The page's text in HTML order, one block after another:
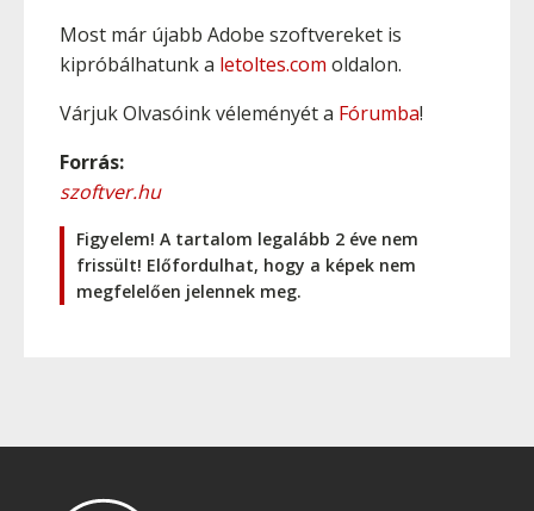
Most már újabb Adobe szoftvereket is
kipróbálhatunk a letoltes.com oldalon.
Várjuk Olvasóink véleményét a Fórumba!
Forrás:
szoftver.hu
Figyelem! A tartalom legalább 2 éve nem
frissült! Előfordulhat, hogy a képek nem
megfelelően jelennek meg.